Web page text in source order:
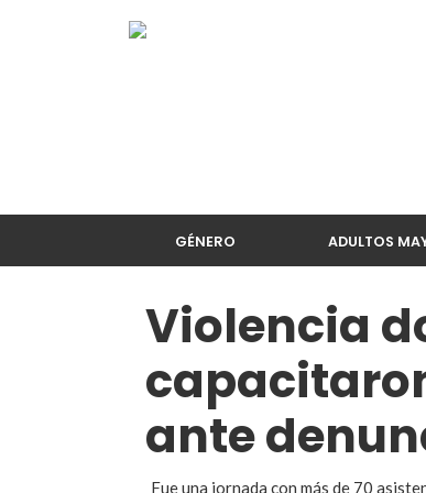
GÉNERO ADULTOS
Violencia
ante
Fue una jornada con más de 70